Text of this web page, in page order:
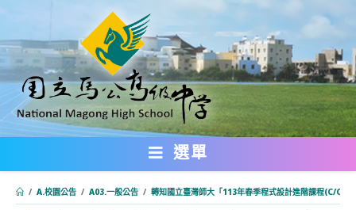
轉
主
要
內
選單
/ A.校園公告 / A03.一般公告 / 轉知國立臺灣師大「113年春季程式設計進階課程(C/C++